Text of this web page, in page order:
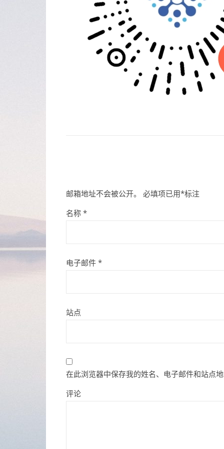
邮箱地址不会被公开。 必填项已用*标注
名称 *
电子邮件 *
站点
在此浏览器中保存我的姓名、电子邮件和站点
评论